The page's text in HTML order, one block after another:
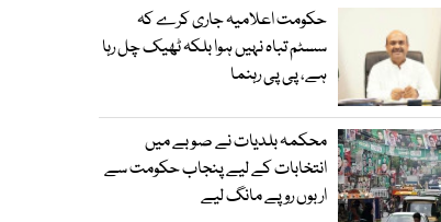
حکومت اعلامیہ جاری کرے کہ
سسٹم تباہ نہیں ہوا بلکہ ٹھیک چل رہا
ہے، پی پی رہنما
محکمہ بلدیات نے صوبے میں
انتخابات کے لیے پنجاب حکومت سے
اربوں روپے مانگ لیے